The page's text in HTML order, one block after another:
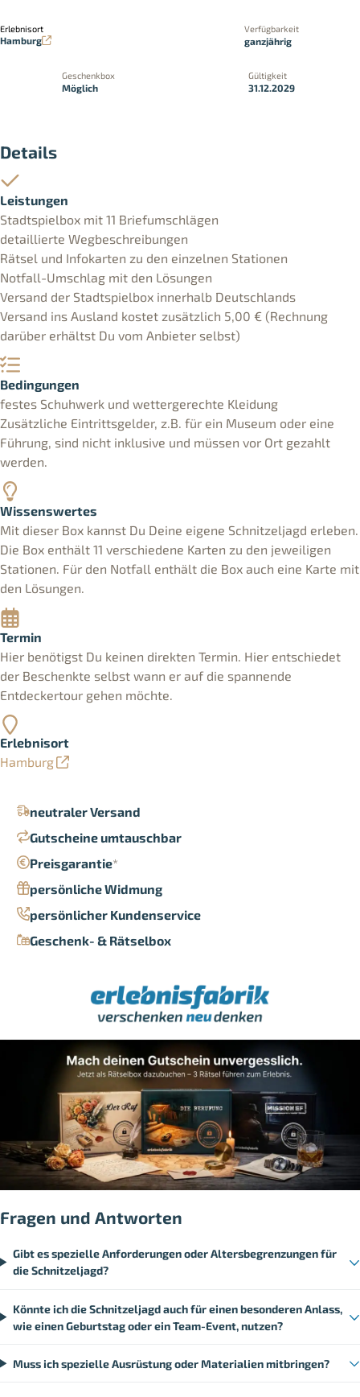
Erlebnisort
Hamburg
Verfügbarkeit
ganzjährig
Geschenkbox
Möglich
Gültigkeit
31.12.2029
neutraler Versand
Gutscheine umtauschbar
Preisgarantie*
persönliche Widmung
persönlicher Kundenservice
Geschenk- & Rätselbox
Details
Leistungen
Stadtspielbox mit 11 Briefumschlägen
detaillierte Wegbeschreibungen
Rätsel und Infokarten zu den einzelnen Stationen
Notfall-Umschlag mit den Lösungen
Versand der Stadtspielbox innerhalb Deutschlands
Versand ins Ausland kostet zusätzlich 5,00 € (Rechnung
darüber erhältst Du vom Anbieter selbst)
Bedingungen
festes Schuhwerk und wettergerechte Kleidung
Zusätzliche Eintrittsgelder, z.B. für ein Museum oder eine
Führung, sind nicht inklusive und müssen vor Ort gezahlt
werden.
Wissenswertes
Mit dieser Box kannst Du Deine eigene Schnitzeljagd erleben.
Die Box enthält 11 verschiedene Karten zu den jeweiligen
Stationen. Für den Notfall enthält die Box auch eine Karte mit
den Lösungen.
Termin
Hier benötigst Du keinen direkten Termin. Hier entschiedet
der Beschenkte selbst wann er auf die spannende
Entdeckertour gehen möchte.
Erlebnisort
Hamburg
Fragen und Antworten
Gibt es spezielle Anforderungen oder Altersbegrenzungen für
die Schnitzeljagd?
Könnte ich die Schnitzeljagd auch für einen besonderen Anlass,
wie einen Geburtstag oder ein Team-Event, nutzen?
Muss ich spezielle Ausrüstung oder Materialien mitbringen?